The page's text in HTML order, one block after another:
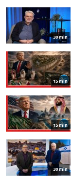
30 min
15 min
15 min
30 min